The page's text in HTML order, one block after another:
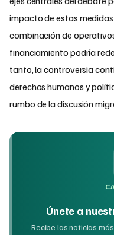
impacto de estas medidas
combinación de
financiamiento podría
tanto, la controversia
derechos humanos y
rumbo de la discusión
Únete a
Recibe las noticias